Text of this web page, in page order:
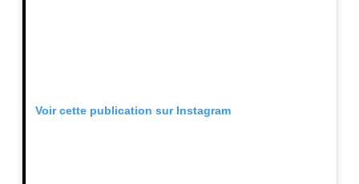
Voir cette publication sur Instagram